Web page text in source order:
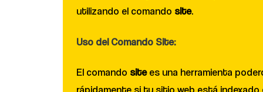
utilizando el comando site.
Uso del Comando Site:
El comando sitees una herramienta